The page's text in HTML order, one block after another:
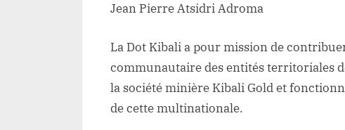
Jean Pierre Atsidri Adroma
La Dot Kibali a pour mission de
communautaire des entités territoriales
la société minière Kibali Gold et
de cette multinationale.